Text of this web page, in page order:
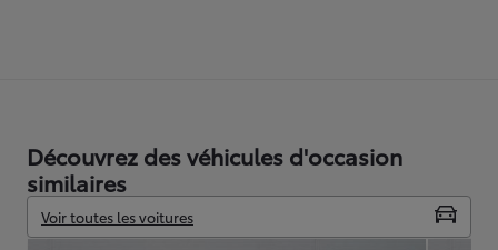
Découvrez des véhicules d'occasion
similaires
Voir toutes les voitures